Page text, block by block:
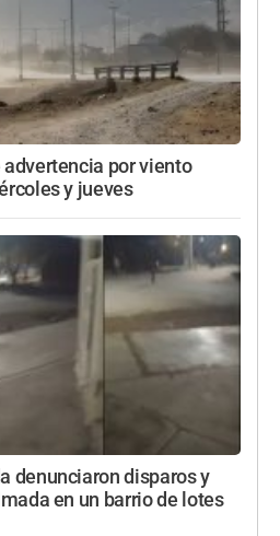
por viento
y jueves
denunciaron disparos y
en un barrio de lotes